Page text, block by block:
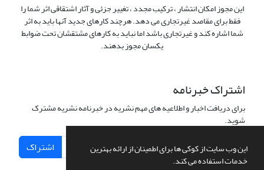
این وب سایت از کوکی ها برای اطمینان از ارائه بهترین
خدمات استفاده می کند.
این مجوز امکان انتشار ، ترکیب مجدد ، تغییر جزئی و آثار اشتقاقی اثر شما را
فقط برای مقاصد غیرتجاری می دهد. هرچند کارهای جدید آنها باید به اثر
شما اشاره کند و غیرتجاری باشد اما نباید به کارهای مشتقشان تحت ضوابط
یکسان مجوز بدهند.
اشتراک خبرنامه
برای دریافت اخبار و اطلاعیه های مهم نشریه در خبرنامه نشریه مشترک
شوید.
اشتراک